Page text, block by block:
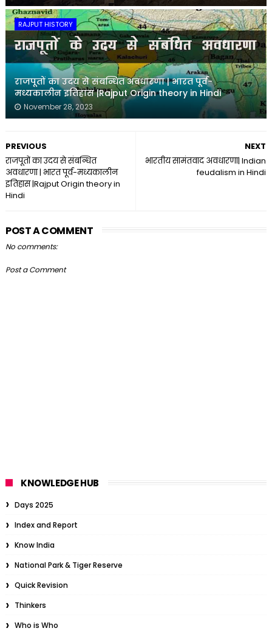
RAJPUT HISTORY
राजपूतों का उदय से संबन्धित अवधारणा | भारत पूर्व-
मध्यकालीन इतिहास |Rajput Origin theory in Hindi
November 28, 2023
NEXT
भारतीय सामंतवाद अवधारणा| Indian
feudalism in Hindi
PREVIOUS
राजपूतों का उदय से संबन्धित
अवधारणा | भारत पूर्व-मध्यकालीन
इतिहास |Rajput Origin theory in
Hindi
POST A COMMENT
No comments:
Post a Comment
KNOWLEDGE HUB
Days 2025
Index and Report
Know India
National Park & Tiger Reserve
Quick Revision
Thinkers
Who is Who